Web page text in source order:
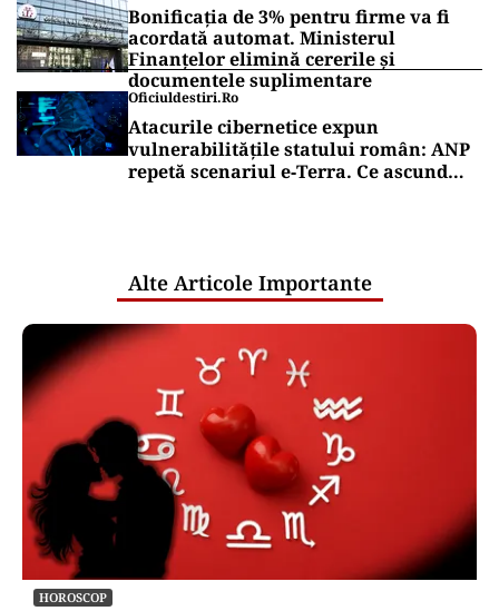
Bonificația de 3% pentru firme va fi
acordată automat. Ministerul
Finanțelor elimină cererile și
documentele suplimentare
Oficiuldestiri.ro
Atacurile cibernetice expun
vulnerabilitățile statului român: ANP
repetă scenariul e‑Terra. Ce ascund
Alte Articole Importante
HOROSCOP